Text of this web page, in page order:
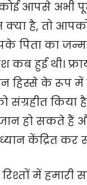
आपसे अभी
है, तो
पिता का
कब हुई थी।
हिस्से के रूप में
संग्रहीत किया
हो सकते हैं
केंद्रित कर
में हमारी